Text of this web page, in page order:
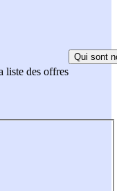
liste des offres
Qui sont